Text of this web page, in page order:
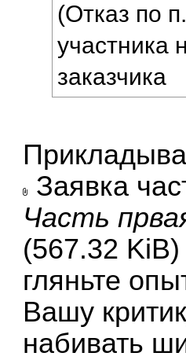
(Отказ по
участника
заказчика
Заявка
Часть
(567.32
гляньте
Вашу
набивать